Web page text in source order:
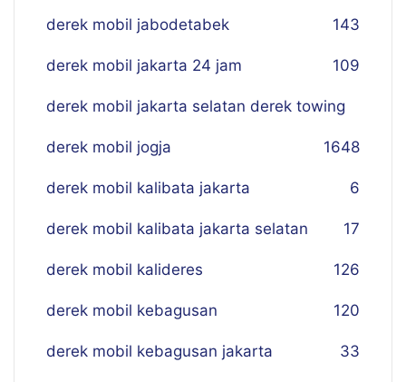
derek mobil jabodetabek 143
derek mobil jakarta 24 jam 109
derek mobil jakarta selatan derek towing
48
derek mobil jogja 16
derek mobil kalibata jakarta 6
derek mobil kalibata jakarta selatan 17
derek mobil kalideres 126
derek mobil kebagusan 120
derek mobil kebagusan jakarta 33